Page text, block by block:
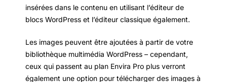
insérées dans le contenu en utilisant l’éditeur de
blocs WordPress et l’éditeur classique également.
Les images peuvent être ajoutées à partir de votre
bibliothèque multimédia WordPress – cependant,
ceux qui passent au plan Envira Pro plus verront
également une option pour télécharger des images à